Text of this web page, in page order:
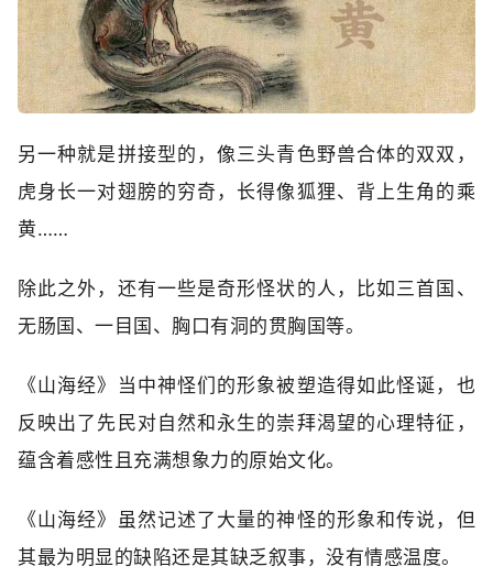
另一种就是拼接型的，像三头青色野兽合体的双双，
虎身长一对翅膀的穷奇，长得像狐狸、背上生角的乘
黄……
除此之外，还有一些是奇形怪状的人，比如三首国、
无肠国、一目国、胸口有洞的贯胸国等。
《山海经》当中神怪们的形象被塑造得如此怪诞，也
反映出了先民对自然和永生的崇拜渴望的心理特征，
蕴含着感性且充满想象力的原始文化。
《山海经》虽然记述了大量的神怪的形象和传说，但
其最为明显的缺陷还是其缺乏叙事，没有情感温度。